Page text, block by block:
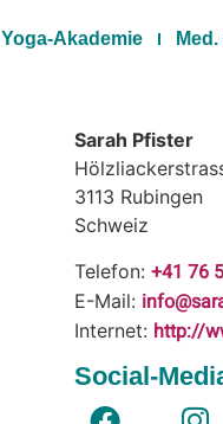
Yoga-Akademie
Sarah Pfister
3113 Rubingen
Schweiz
Telefon:+41 76
E-Mail:
Internet: http://
Social-